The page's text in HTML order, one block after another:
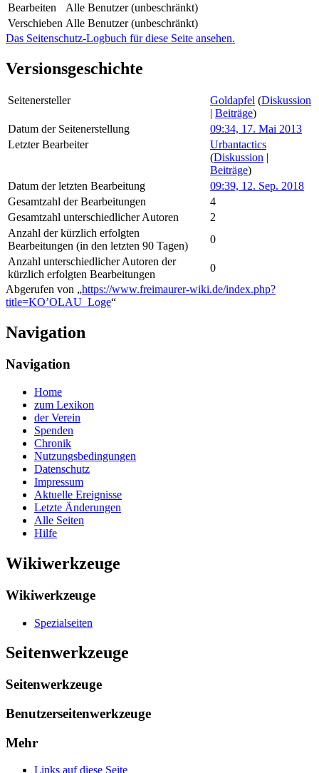
Bearbeiten
Alle Benutzer (unbeschränkt)
Verschieben Alle Benutzer (unbeschränkt)
Das Seitenschutz-Logbuch für diese Seite ansehen.
Versionsgeschichte
Seitenersteller Goldapfel (Diskussion
Beiträge)
Datum der Seitenerstellung
09:34, 17. Mai 2013
Letzter Bearbeiter
Urbantactics
(Diskussion
Beiträge)
Datum der letzten Bearbeitung
09:39, 12. Sep. 2018
Gesamtzahl der Bearbeitungen
4
Gesamtzahl unterschiedlicher Autoren
2
Anzahl der kürzlich erfolgten
Bearbeitungen (in den letzten 90 Tagen)
0
Anzahl unterschiedlicher Autoren der
kürzlich erfolgten Bearbeitungen
0
Abgerufen von „https://www.freimaurer-wiki.de/index.php?
title=KO’OLAU_Loge“
Navigation
Navigation
Home
zum Lexikon
der Verein
Spenden
Chronik
Nutzungsbedingungen
Datenschutz
Impressum
Aktuelle Ereignisse
Letzte Änderungen
Alle Seiten
Hilfe
Wikiwerkzeuge
Wikiwerkzeuge
Spezialseiten
Seitenwerkzeuge
Seitenwerkzeuge
Benutzerseitenwerkzeuge
Mehr
Links auf diese Seite